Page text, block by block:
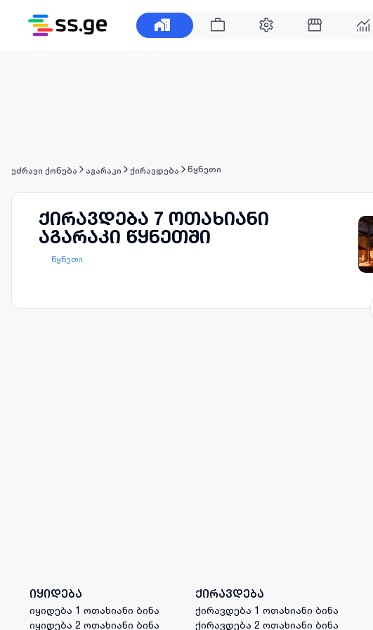
უძრავი ქონება აგარაკი ქირავდება წყნეთი
ქირავდება 7 ოთახიანი
აგარაკი წყნეთში
წყნეთი
იყიდება
იყიდება 1 ოთახიანი ბინა
იყიდება 2 ოთახიანი ბინა
ქირავდება
ქირავდება 1 ოთახიანი ბინა
ქირავდება 2 ოთახიანი ბინა